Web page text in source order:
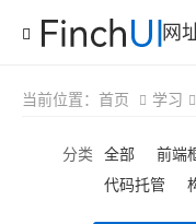
网
当前位置： 首页 学习
分类 全部 前端
代码托管